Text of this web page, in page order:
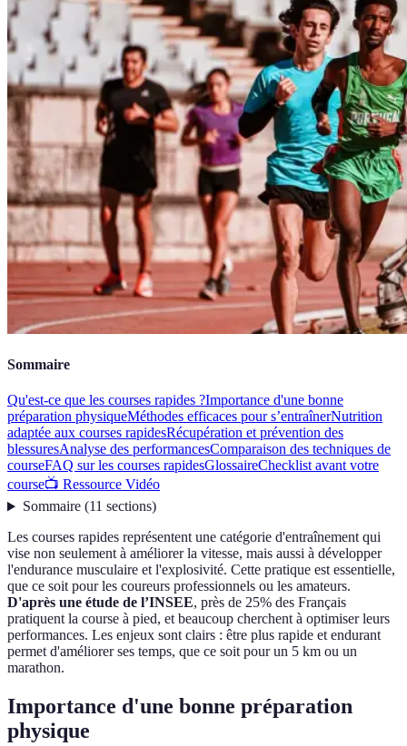
Sommaire
Qu'est-ce que les courses rapides ?Importance d'une bonne
préparation physiqueMéthodes efficaces pour s’entraînerNutrition
adaptée aux courses rapidesRécupération et prévention des
blessuresAnalyse des performancesComparaison des techniques de
courseFAQ sur les courses rapidesGlossaireChecklist avant votre
course📺 Ressource Vidéo
Sommaire(11 sections)
Les courses rapides représentent une catégorie d'entraînement qui
vise non seulement à améliorer la vitesse, mais aussi à développer
l'endurance musculaire et l'explosivité. Cette pratique est essentielle,
que ce soit pour les coureurs professionnels ou les amateurs.
D'après une étude de l’INSEE, près de 25% des Français
pratiquent la course à pied, et beaucoup cherchent à optimiser leurs
performances. Les enjeux sont clairs : être plus rapide et endurant
permet d'améliorer ses temps, que ce soit pour un 5 km ou un
marathon.
Importance d'une bonne préparation
physique